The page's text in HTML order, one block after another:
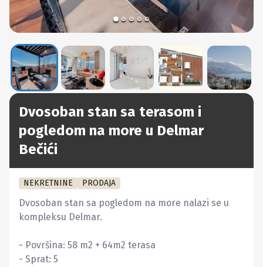
Dvosoban stan sa terasom i
pogledom na more u Delmar
Bečići
NEKRETNINE PRODAJA
Dvosoban stan sa pogledom na more nalazi se u
kompleksu Delmar.
- Površina: 58 m2 + 64m2 terasa
- Sprat: 5